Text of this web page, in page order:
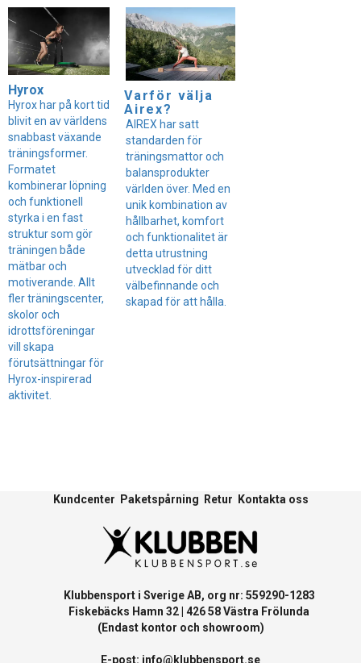
Hyrox
Hyrox har på kort tid
blivit en av världens
snabbast växande
träningsformer.
Formatet
kombinerar löpning
och funktionell
styrka i en fast
struktur som gör
träningen både
mätbar och
motiverande. Allt
fler träningscenter,
skolor och
idrottsföreningar
vill skapa
förutsättningar för
Hyrox-inspirerad
aktivitet.
Varför välja
Airex?
AIREX har satt
standarden för
träningsmattor och
balansprodukter
världen över. Med en
unik kombination av
hållbarhet, komfort
och funktionalitet är
detta utrustning
utvecklad för ditt
välbefinnande och
skapad för att hålla.
Kundcenter Paketspårning Retur Kontakta oss
Klubbensport i Sverige AB, org nr: 559290-1283
Fiskebäcks Hamn 32 | 426 58 Västra Frölunda
(Endast kontor och showroom)
E-post: info@klubbensport.se